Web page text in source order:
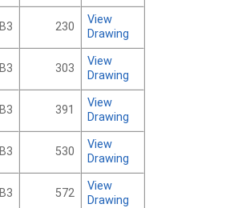
B3 230
View
Drawing
B3 303
View
Drawing
B3 391
View
Drawing
B3 530
View
Drawing
B3 572
View
Drawing